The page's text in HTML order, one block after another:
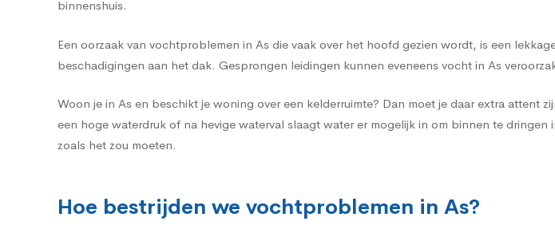
binnenshuis.
Een oorzaak van vochtproblemen in As die vaak over het hoofd gezien wordt, is een
beschadigingen aan het dak. Gesprongen leidingen kunnen eveneens vocht in As
Woon je in As en beschikt je woning over een kelderruimte? Dan moet je daar extra
een hoge waterdruk of na hevige waterval slaagt water er mogelijk in om binnen te
zoals het zou moeten.
Hoe bestrijden we vochtproblemen in As?